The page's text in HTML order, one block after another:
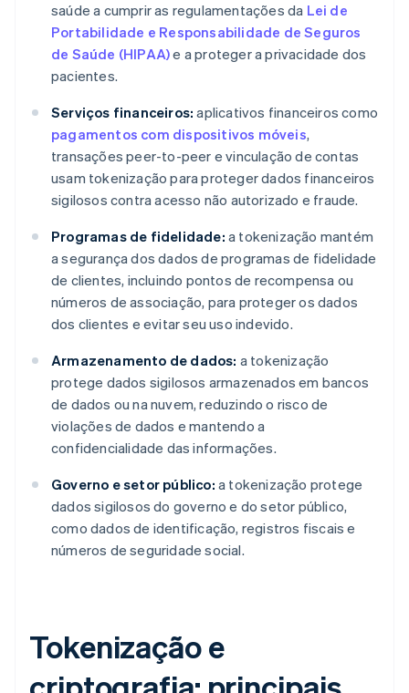
saúde a cumprir as regulamentações da Lei de
Portabilidade e Responsabilidade de Seguros
de Saúde (HIPAA)e a proteger a privacidade dos
pacientes.
Serviços financeiros: aplicativos financeiros como
pagamentos com dispositivos móveis,
transações peer-to-peer e vinculação de contas
usam tokenização para proteger dados financeiros
sigilosos contra acesso não autorizado e fraude.
Programas de fidelidade: a tokenização mantém
a segurança dos dados de programas de fidelidade
de clientes, incluindo pontos de recompensa ou
números de associação, para proteger os dados
dos clientes e evitar seu uso indevido.
Armazenamento de dados: a tokenização
protege dados sigilosos armazenados em bancos
de dados ou na nuvem, reduzindo o risco de
violações de dados e mantendo a
confidencialidade das informações.
Governo e setor público: a tokenização protege
dados sigilosos do governo e do setor público,
como dados de identificação, registros fiscais e
números de seguridade social.
Tokenização e